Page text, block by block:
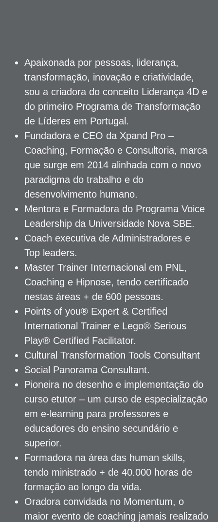
Apaixonada por pessoas, liderança,
transformação, inovação e criatividade,
sou a criadora do conceito Liderança 4D e
do primeiro Programa de Transformação
de Líderes em Portugal.
Fundadora e CEO da Xpand Pro –
Coaching, Formação e Consultoria, marca
que surge em 2014 alinhada com o novo
paradigma do trabalho e do
desenvolvimento humano.
Mentora e Formadora do Programa Voice
Leadership da Universidade Nova SBE.
Coach executiva de Administradores e
Top leaders.
Master Trainer Internacional em PNL,
Coaching e Hipnose, tendo certificado
nestas áreas + de 600 pessoas.
Points of you® Expert & Certified
International Trainer e Lego® Serious
Play® Certified Facilitator.
Cultural Transformation Tools Consultant
Social Panorama Consultant.
Pioneira no desenho e implementação do
curso etutor – um curso de especialização
em e-learning para professores e
educadores do ensino secundário e
superior.
Formadora na área das human skills,
tendo ministrado + de 40.000 horas de
formação ao longo da vida.
Oradora convidada no Momentum, o
maior evento de coaching jamais realizado